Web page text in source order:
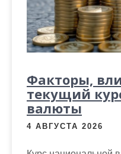
Факторы,
текущий
валюты
4 АВГУСТА 2026